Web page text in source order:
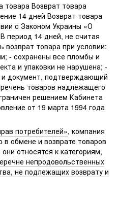
товара Возврат товара
14 дней Возврат товара
с Законом Украины «О
период 14 дней, не считая
товара при условии:
- сохранены все пломбы и
и упаковки не нарушена; -
и документ, подтверждающий
товаров надлежащего
решением Кабинета
от 19 марта 1994 года
потребителей», компания
обмене и возврате товаров
относятся к категориям,
непродовольственных
не подлежащих возврату и